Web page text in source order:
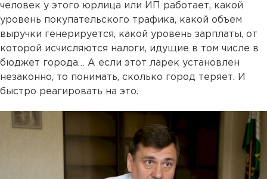
человек у этого юрлица или ИП работает, какой
уровень покупательского трафика, какой объем
выручки генерируется, какой уровень зарплаты, от
которой исчисляются налоги, идущие в том числе в
бюджет города… А если этот ларек установлен
незаконно, то понимать, сколько город теряет. И
быстро реагировать на это.